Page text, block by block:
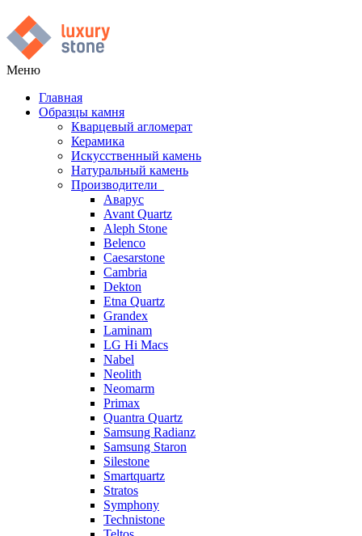
Меню
Главная
Образцы камня
Кварцевый агломерат
Керамика
Искусственный камень
Натуральный камень
Производители
Аварус
Avant Quartz
Aleph Stone
Belenco
Caesarstone
Cambria
Dekton
Etna Quartz
Grandex
Laminam
LG Hi Macs
Nabel
Neolith
Neomarm
Primax
Quantra Quartz
Samsung Radianz
Samsung Staron
Silestone
Smartquartz
Stratos
Symphony
Technistone